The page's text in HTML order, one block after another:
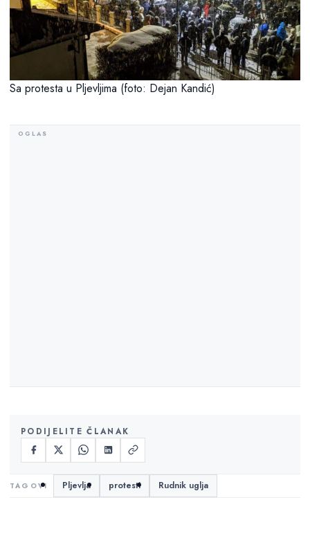
Sa protesta u Pljevljima (foto: Dejan Kandić)
PODIJELITE ČLANAK
Pljevlja protesti Rudnik uglja